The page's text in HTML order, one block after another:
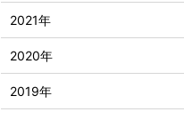
2021年
2020年
2019年